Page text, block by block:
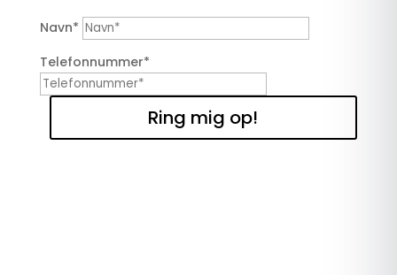
Navn*
Telefonnummer*
Ring mig op!